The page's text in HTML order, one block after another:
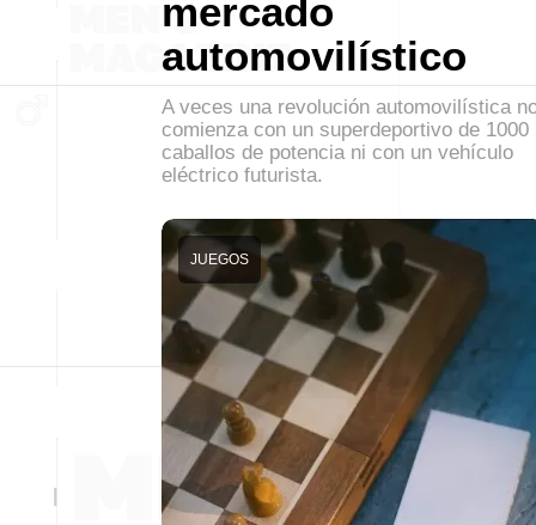
mercado
automovilístico
A veces una revolución automovilística
comienza con un superdeportivo de 1000
caballos de potencia ni con un vehículo
eléctrico futurista.
JUEGOS